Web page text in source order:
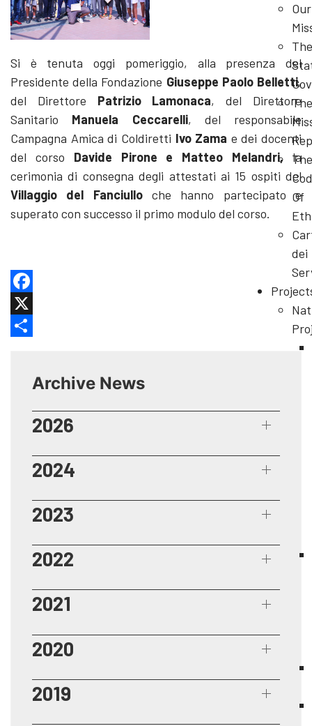
Our
The
The
The
Of
dei
Si è tenuta oggi pomeriggio, alla presenza del
Presidente della Fondazione Giuseppe Paolo Belletti,
del Direttore Patrizio Lamonaca, del Direttore
Sanitario Manuela Ceccarelli, del responsabile
Campagna Amica di Coldiretti Ivo Zama e dei docenti
del corso Davide Pirone e Matteo Melandri,la
cerimonia di consegna degli attestati ai 15 ospiti del
Villaggio del Fanciulloche hanno partecipato e
superato con successo il primo modulo del corso.
Facebook
X
Archive News
2026
2024
2023
2022
2021
2020
2019